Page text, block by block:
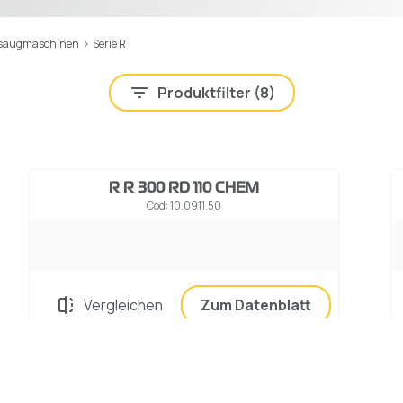
> Serie R
Produktfilter (8)
R R 300 RD 110 CHEM
Cod: 10.0911.50
Vergleichen Zum Datenblatt